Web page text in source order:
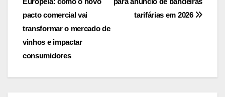
de
Post
tarifárias em 2026
pacto comercial vai
transformar o mercado de
vinhos e impactar
consumidores